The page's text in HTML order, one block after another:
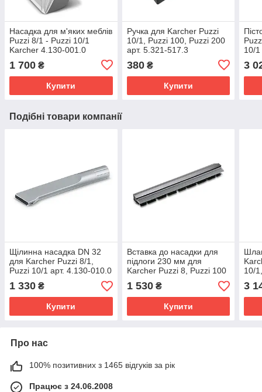
Насадка для м'яких меблів
Puzzi 8/1 - Puzzi 10/1
Karcher 4.130-001.0
1 700 ₴
Купити
Ручка для Karcher Puzzi
10/1, Puzzi 100, Puzzi 200
арт. 5.321-517.3
380₴
Купити
10/1
3
Подібні товари компанії
Щілинна насадка DN 32
для Karcher Puzzi 8/1,
Puzzi 10/1 арт. 4.130-010.0
1 330 ₴
Купити
Вставка до насадки для
підлоги 230 мм для
Karcher Puzzi 8, Puzzi 100
арт. 4.762-220.0
1 530₴
Купити
10/
3
Про нас
100% позитивних з 1465 відгуків за рік
Працює з 24.06.2008